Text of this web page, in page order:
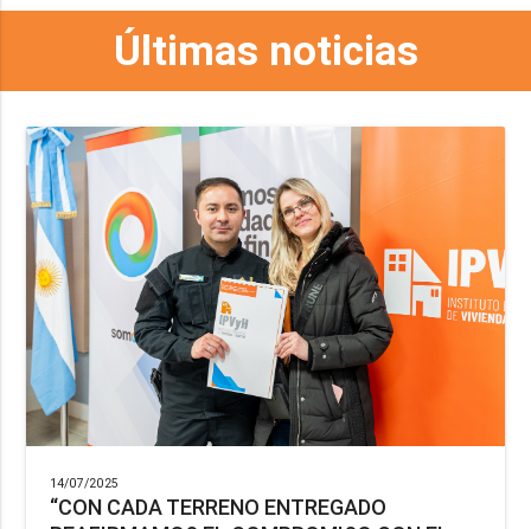
Últimas noticias
14/07/2025
“CON CADA TERRENO ENTREGADO